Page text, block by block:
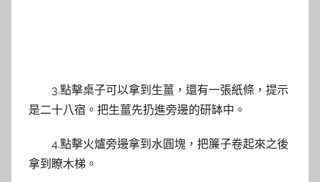
3.點擊桌子可以拿到生薑，還有一張紙條，提示
是二十八宿。把生薑先扔進旁邊的研缽中。
4.點擊火爐旁邊拿到水圓塊，把簾子卷起來之後
拿到瞭木梯。